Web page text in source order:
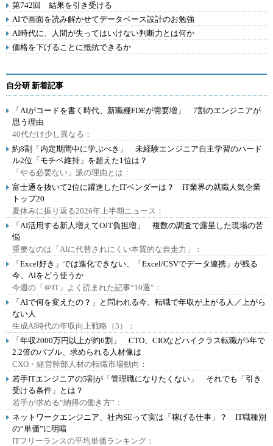
第742回 結果を引き受ける
AIで画面を読み解かせてデータベース設計のお勉強
AI時代に、人間が失ってはいけない判断力とは何か
価格を下げることに抵抗できるか
自分研 新着記事
「AIがコードを書く時代、新職種FDEが需要増」 7割のエンジニアが
思う理由
40代だけ少し異なる：
約8割「内定期間中に学ぶべき」 未経験エンジニア自主学習のハード
ル2位「モチベ維持」を超えた1位は？
「やる必要ない」派の理由とは：
富士通を抜いて2位に躍進したITベンダーは？ IT業界の就職人気企業
トップ20
夏休みに振り返る2026年上半期ニュース：
「AI活用する新人増えてOJT負担増」 複数の調査で露呈した現場の苦
悩
重要なのは「AIに代替されにくい本質的な自走力」：
「Excel好き」では進化できない、「Excel/CSVでデータ連携」が残る
今、AIをどう使うか
今週の「＠IT」よく読まれた記事“10選”：
「AIで何を変えたの？」と問われる今、転職で年収が上がる人／上がら
ない人
生成AI時代の年収向上戦略（3）：
「年収2000万円以上が約6割」 CTO、CIOなどハイクラス転職が5年で
2.2倍のバブル、求められる人材像は
CXO・経営幹部人材の転職市場動向：
若手ITエンジニアの5割が「管理職になりたくない」 それでも「引き
受ける条件」とは？
若手が求める“納得の働き方”：
ネットワークエンジニア、社内SEって実は「稼げる仕事」？ IT職種別
の“単価”に明暗
ITフリーランスの平均単価ランキング：